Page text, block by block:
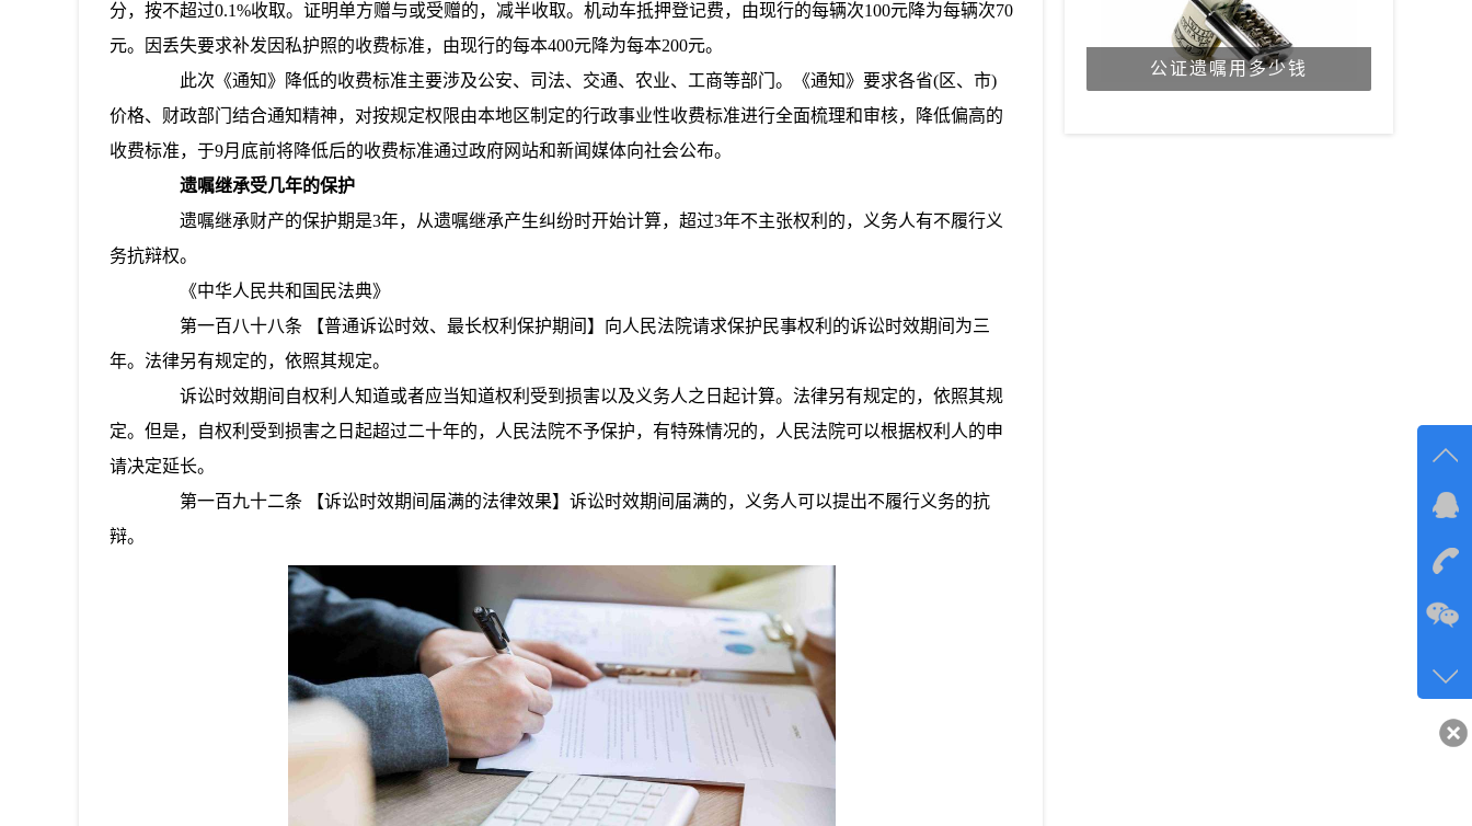
分，按不超过0.1%收取。证明单方赠与或受赠的，减半收取。机动车抵押登记费，由现行的每辆次100元降为每辆次70
元。因丢失要求补发因私护照的收费标准，由现行的每本400元降为每本200元。
此次《通知》降低的收费标准主要涉及公安、司法、交通、农业、工商等部门。《通知》要求各省(区、市)
价格、财政部门结合通知精神，对按规定权限由本地区制定的行政事业性收费标准进行全面梳理和审核，降低偏高的
收费标准，于9月底前将降低后的收费标准通过政府网站和新闻媒体向社会公布。
遗嘱继承受几年的保护
遗嘱继承财产的保护期是3年，从遗嘱继承产生纠纷时开始计算，超过3年不主张权利的，义务人有不履行义
务抗辩权。
《中华人民共和国民法典》
第一百八十八条 【普通诉讼时效、最长权利保护期间】向人民法院请求保护民事权利的诉讼时效期间为三
年。法律另有规定的，依照其规定。
诉讼时效期间自权利人知道或者应当知道权利受到损害以及义务人之日起计算。法律另有规定的，依照其规
定。但是，自权利受到损害之日起超过二十年的，人民法院不予保护，有特殊情况的，人民法院可以根据权利人的申
请决定延长。
第一百九十二条 【诉讼时效期间届满的法律效果】诉讼时效期间届满的，义务人可以提出不履行义务的抗
辩。
公证遗嘱用多少钱
在线
咨询
客服